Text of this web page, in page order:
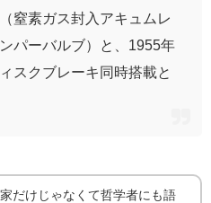
窒素ガス封入アキュムレ
パーバルブ）と、1955年
スクブレーキ同時搭載と
だけじゃなくて哲学者にも語